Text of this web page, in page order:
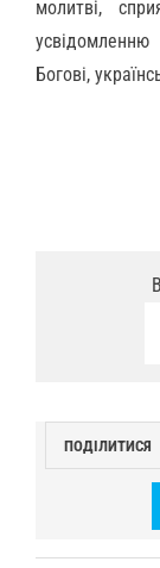
молитві,
усвідомленню
Богові,
ПОДІЛИТИСЯ